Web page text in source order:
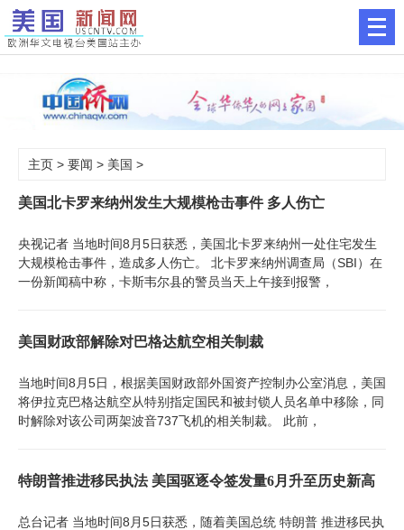
主页 > 要闻 > 美国 >
美国北卡罗来纳州发生大规模枪击事件 多人伤亡
央视记者 当地时间8月5日获悉，美国北卡罗来纳州一处住宅发生
大规模枪击事件，造成多人伤亡。 北卡罗来纳州调查局（SBI）在
一份新闻稿中称，卡斯韦尔县的警员当天上午接到报警，
美国财政部解除对巴格达航空相关制裁
当地时间8月5日，根据美国财政部外国资产控制办公室消息，美国
将伊拉克巴格达航空从特别指定国民和被封锁人员名单中移除，同
时解除对该公司两架波音737飞机的相关制裁。 此前，
特朗普推进移民执法 美国驱逐令签发量6月升至历史新高
总台记者 当地时间8月5日获悉，随着美国总统 特朗普 推进移民执